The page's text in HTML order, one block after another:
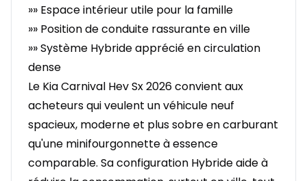
»» Espace intérieur utile pour la famille
»» Position de conduite rassurante en ville
»» Système Hybride apprécié en circulation
dense
Le Kia Carnival Hev Sx 2026 convient aux
acheteurs qui veulent un véhicule neuf
spacieux, moderne et plus sobre en carburant
qu'une minifourgonnette à essence
comparable. Sa configuration Hybride aide à